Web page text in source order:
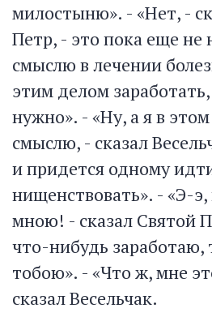
милостыню». - «Нет, -
Петр, - это пока еще не
смыслю в лечении
этим делом
нужно». - «Ну, а я в
смыслю, - сказал
и придется одному
нищенствовать». - «Э-
мною! - сказал Святой
что-нибудь заработаю,
тобою». - «Что ж, мне
сказал Весельчак.